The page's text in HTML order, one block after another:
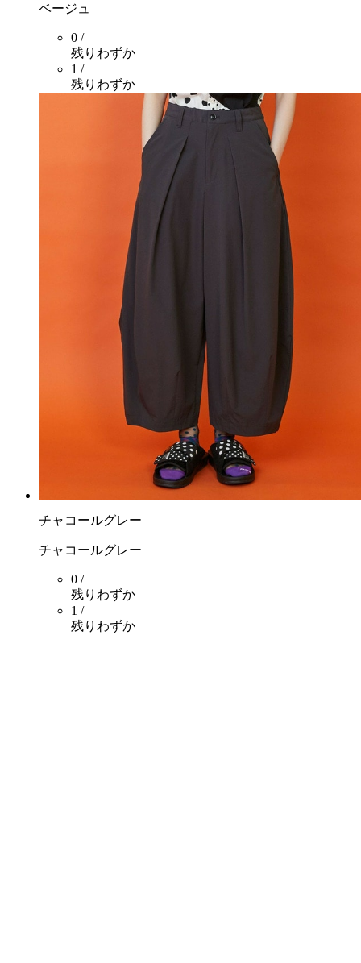
ベージュ
0 /
残りわずか
1 /
残りわずか
チャコールグレー
チャコールグレー
0 /
残りわずか
1 /
残りわずか